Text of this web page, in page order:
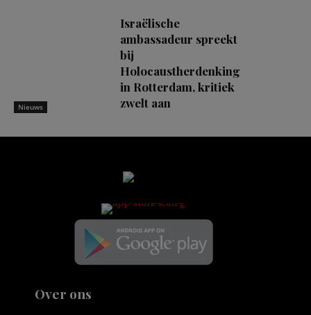
Nieuws
Israëlische
ambassadeur spreekt
bij
Holocaustherdenking
in Rotterdam, kritiek
zwelt aan
Over ons